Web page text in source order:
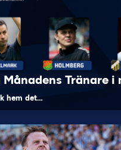
Månadens Tränare i
hem det…